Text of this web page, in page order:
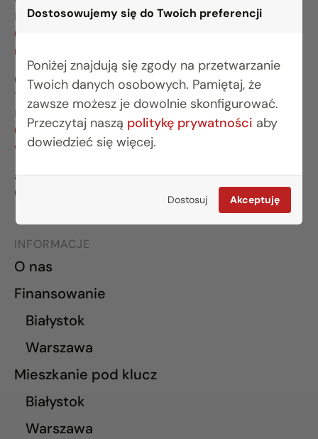
Dostosowujemy się do Twoich preferencji
Poniżej znajdują się zgody na przetwarzanie
Twoich danych osobowych. Pamiętaj, że
zawsze możesz je dowolnie skonfigurować.
Przeczytaj naszą politykę prywatności aby
dowiedzieć się więcej.
Dostosuj Akceptuję
BIURO BIAŁYSTOK
(85) 749 99 09
mieszkania@rogowskidevelopment.pl
ul. Legionowa 28 lok. 202
15-281 Białystok
BIURO WARSZAWA
(22) 642 03 55
warszawa@rogowskidevelopment.pl
al. Wilanowska 67E lok. U5
02-765 Warszawa
INFORMACJE
O nas
Finansowanie
Białystok
Warszawa
Mieszkanie pod klucz
Białystok
Warszawa